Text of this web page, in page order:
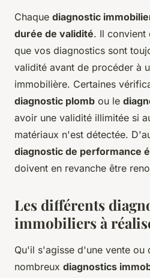
Chaque diagnostic
durée de validité. Il convient
que vos diagnostics sont
validité avant de procéder à
immobilière. Certaines
diagnostic plomb ou le
avoir une validité illimitée si
matériaux n'est détectée.
diagnostic de performance
doivent en revanche être
Les différents
immobiliers à
Qu'il s'agisse d'une vente ou
nombreux diagnostics